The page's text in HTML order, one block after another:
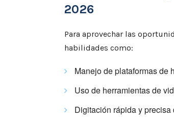
2026
Para aprovechar las
habilidades como:
Manejo de plataformas de
Uso de herramientas de
Digitación rápida y precisa